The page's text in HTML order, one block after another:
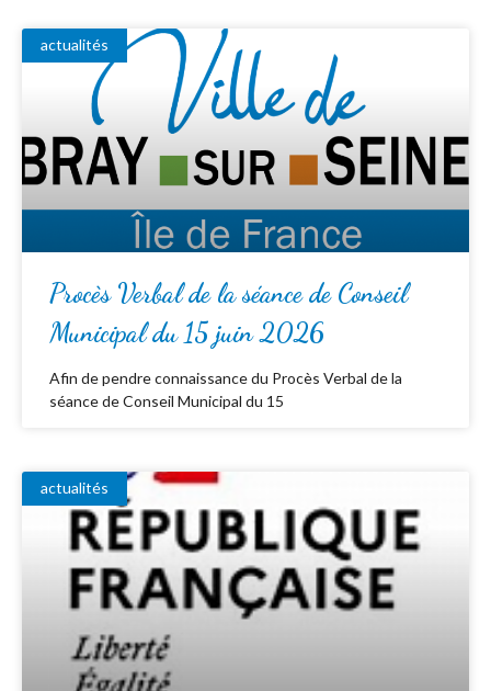
actualités
Procès Verbal de la séance de Conseil
Municipal du 15 juin 2026
Afin de pendre connaissance du Procès Verbal de la
séance de Conseil Municipal du 15
actualités